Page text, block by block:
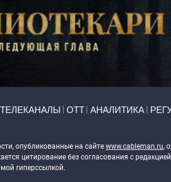
ТЕЛЕКАНАЛЫ ОТТ АНАЛИТИКА
опубликованные на сайте www.cableman.ru,
цитирование без согласования с
гиперссылкой.